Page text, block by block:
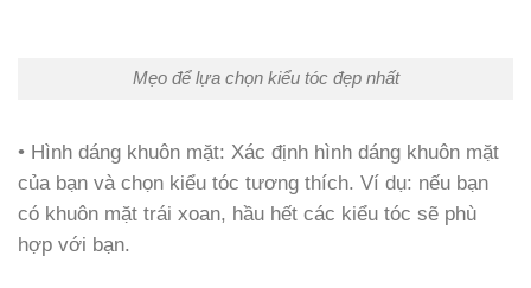
Mẹo để lựa chọn kiểu tóc đẹp nhất
• Hình dáng khuôn mặt: Xác định hình dáng khuôn mặt
của bạn và chọn kiểu tóc tương thích. Ví dụ: nếu bạn
có khuôn mặt trái xoan, hầu hết các kiểu tóc sẽ phù
hợp với bạn.